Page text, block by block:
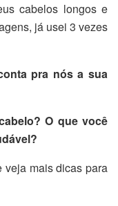
cabelos longos e
já usei 3 vezes
pra nós a sua
O que você
mais dicas para